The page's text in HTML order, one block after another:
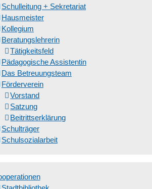
Schulleitung + Sekretariat
Hausmeister
Kollegium
Beratungslehrerin
Tätigkeitsfeld
Pädagogische Assistentin
Das Betreuungsteam
Förderverein
Vorstand
Satzung
Beitrittserklärung
Schulträger
Schulsozialarbeit